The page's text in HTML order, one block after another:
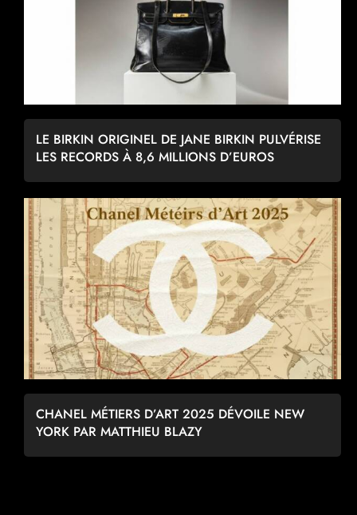
LE BIRKIN ORIGINEL DE JANE BIRKIN PULVÉRISE
LES RECORDS À 8,6 MILLIONS D’EUROS
CHANEL MÉTIERS D’ART 2025 DÉVOILE NEW
YORK PAR MATTHIEU BLAZY